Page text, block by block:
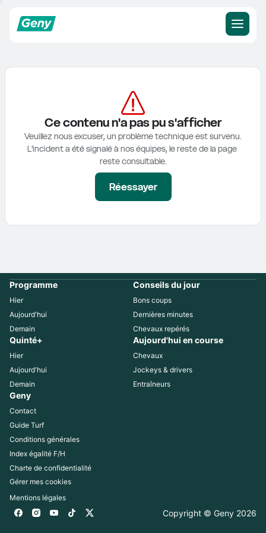
Ce contenu n'a pas pu s'afficher
Veuillez nous excuser, un problème technique est survenu.
L'incident a été signalé à nos équipes, le reste de la page
reste consultable.
Réessayer
Programme
Hier
Aujourd'hui
Demain
Conseils du jour
Bons coups
Dernières minutes
Chevaux repérés
Quinté+
Hier
Aujourd'hui
Demain
Aujourd'hui en course
Chevaux
Jockeys & drivers
Entraîneurs
Geny
Contact
Guide Turf
Conditions générales
Index égalité F/H
Charte de confidentialité
Gérer mes cookies
Mentions légales
Copyright © Geny 2026